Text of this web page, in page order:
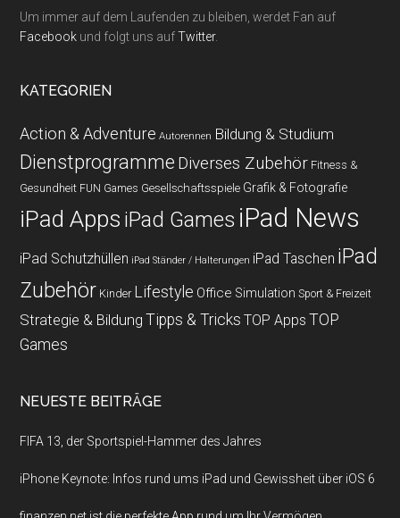
Um immer auf dem Laufenden zu bleiben, werdet Fan auf
Facebook und folgt uns aufTwitter.
KATEGORIEN
Action & Adventure Autorennen Bildung & Studium
Dienstprogramme Diverses Zubehör Fitness &
Gesundheit FUN Games Gesellschaftsspiele Grafik & Fotografie
iPad Apps iPad Games iPad News
iPad Schutzhüllen iPad Ständer / Halterungen iPad Taschen iPad
Zubehör Kinder Lifestyle Office Simulation Sport & Freizeit
Strategie & Bildung Tipps & Tricks TOP Apps TOP
Games
NEUESTE BEITRÄGE
FIFA 13, der Sportspiel-Hammer des Jahres
iPhone Keynote: Infos rund ums iPad und Gewissheit über iOS 6